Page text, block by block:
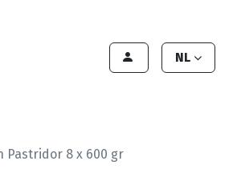
NL
Pastridor 8 x 600 gr